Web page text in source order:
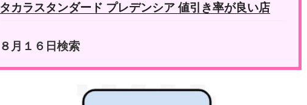
タカラスタンダード プレデンシア 値引き率が良い店
８月１６日検索